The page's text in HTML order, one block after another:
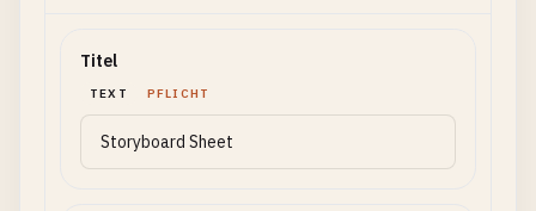
Titel
TEXT PFLICHT